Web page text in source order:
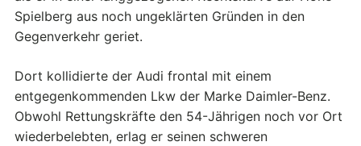
Spielberg aus noch ungeklärten Gründen in den
Gegenverkehr geriet.
Dort kollidierte der Audi frontal mit einem
entgegenkommenden Lkw der Marke Daimler-Benz.
Obwohl Rettungskräfte den 54-Jährigen noch vor Ort
wiederbelebten, erlag er seinen schweren